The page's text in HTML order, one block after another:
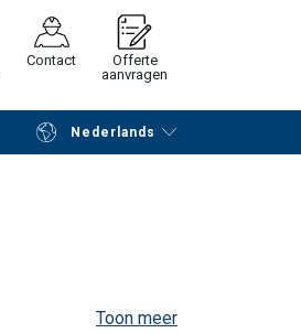
Contact
Offerte
aanvragen
Nederlands
Vraag offerte aan
Toon meer